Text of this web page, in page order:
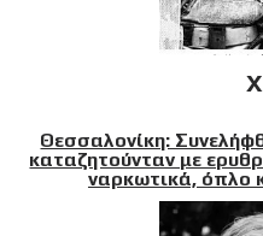
Θεσσαλονίκη:
καταζητούνταν με
ναρκωτικά, όπλο